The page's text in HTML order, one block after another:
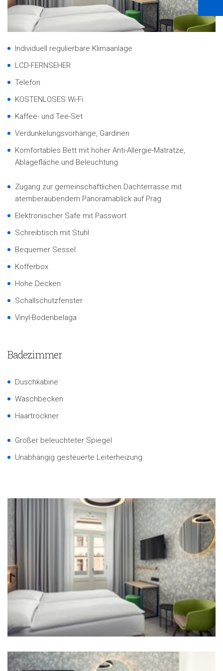
Individuell regulierbare Klimaanlage
LCD-FERNSEHER
Telefon
KOSTENLOSES Wi-Fi
Kaffee- und Tee-Set
Verdunkelungsvorhänge, Gardinen
Komfortables Bett mit hoher Anti-Allergie-Matratze,
Ablagefläche und Beleuchtung
Zugang zur gemeinschaftlichen Dachterrasse mit
atemberaubendem Panoramablick auf Prag
Elektronischer Safe mit Passwort
Schreibtisch mit Stuhl
Bequemer Sessel
Kofferbox
Hohe Decken
Schallschutzfenster
Vinyl-Bodenbelaga
Badezimmer
Duschkabine
Waschbecken
Haartrockner
Großer beleuchteter Spiegel
Unabhängig gesteuerte Leiterheizung